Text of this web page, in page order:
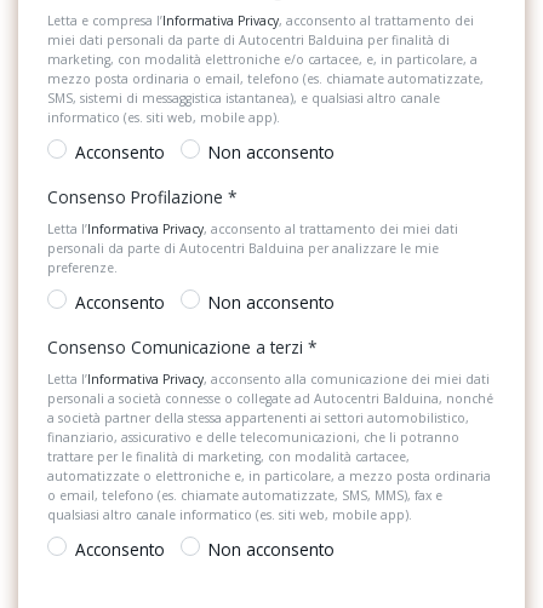
Personalizzazioni Linea e Stile
Portaoggetti aggiuntivi
Predisposizioni
Presa 12V aggiuntiva
Radio DAB
Sedili abbattibili
Sedili anteriori regolabili
Sistema di assistenza al mantenimento della corsia
Sistema di chiamata d'emergenza
Sistema di protezione urto pedoni
Sistema di riconoscimento stanchezza guidatore
Specchietti di cortesia
Controllo elettronico stabilità (esc)
Dashboard con inserti decorativi neri
Digital cockpit da 8 (cruscotto digitale a colori personalizzabile)
Due luci di lettura a led anteriori
Eds (bloccaggio elettronico del differenziale)
Fari anteriori a led anabbaglianti e abbaglianti
Fari posteriori a led
Fatigue detection (sistema di rilevazione della stanchezza del
conducente)
Freni a disco anteriori
Letta e compresa l’Informativa Privacy, acconsento al trattamento dei
miei dati personali da parte di Autocentri Balduina per finalità di
marketing, con modalità elettroniche e/o cartacee, e, in particolare, a
mezzo posta ordinaria o email, telefono (es. chiamate automatizzate,
SMS, sistemi di messaggistica istantanea), e qualsiasi altro canale
informatico (es. siti web, mobile app).
Acconsento
Non acconsento
Consenso Profilazione *
Letta l’Informativa Privacy, acconsento al trattamento dei miei dati
personali da parte di Autocentri Balduina per analizzare le mie
preferenze.
Acconsento
Non acconsento
Consenso Comunicazione a terzi *
Letta l’Informativa Privacy, acconsento alla comunicazione dei miei dati
personali a società connesse o collegate ad Autocentri Balduina, nonché
a società partner della stessa appartenenti ai settori automobilistico,
finanziario, assicurativo e delle telecomunicazioni, che li potranno
trattare per le finalità di marketing, con modalità cartacee,
automatizzate o elettroniche e, in particolare, a mezzo posta ordinaria
o email, telefono (es. chiamate automatizzate, SMS, MMS), fax e
qualsiasi altro canale informatico (es. siti web, mobile app).
Acconsento Non acconsento